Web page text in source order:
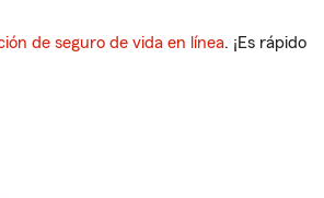
de seguro de vida en línea. ¡Es rápido